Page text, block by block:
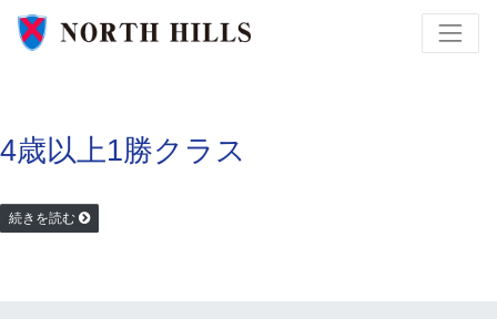
4歳以上1勝クラス
続きを読む